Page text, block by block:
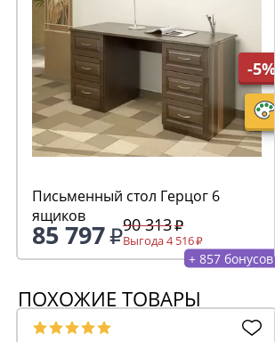
-5%
Письменный стол Герцог 6
ящиков
85 797 90 313
Выгода 4 516
+ 857 бонусов
ПОХОЖИЕ ТОВАРЫ